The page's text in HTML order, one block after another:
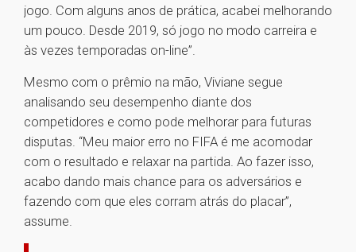
jogo. Com alguns anos de prática, acabei melhorando
um pouco. Desde 2019, só jogo no modo carreira e
às vezes temporadas on-line”.
Mesmo com o prêmio na mão, Viviane segue
analisando seu desempenho diante dos
competidores e como pode melhorar para futuras
disputas. “Meu maior erro no FIFA é me acomodar
com o resultado e relaxar na partida. Ao fazer isso,
acabo dando mais chance para os adversários e
fazendo com que eles corram atrás do placar”,
assume.